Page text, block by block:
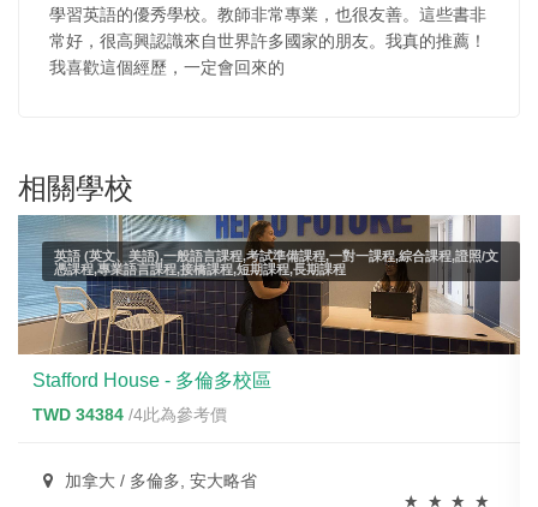
學習英語的優秀學校。教師非常專業，也很友善。這些書非
常好，很高興認識來自世界許多國家的朋友。我真的推薦！
我喜歡這個經歷，一定會回來的
相關學校
英語 (英文、美語),一般語言課程,考試準備課程,一對一課程,綜合課程,證照/文
憑課程,專業語言課程,接橋課程,短期課程,長期課程
Stafford House - 多倫多校區
TWD 34384 /4此為參考價
加拿大 / 多倫多, 安大略省